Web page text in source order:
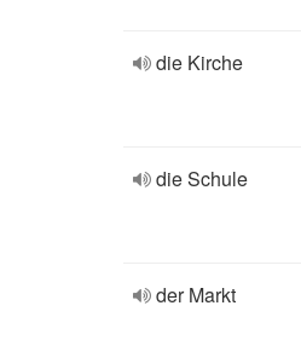
die Kirche
die Schule
der Markt